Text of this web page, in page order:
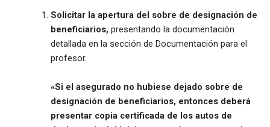
Solicitar la apertura del sobre de designación de
beneficiarios, presentando la documentación
detallada en la sección de Documentación para el
profesor.
«Si el asegurado no hubiese dejado sobre de
designación de beneficiarios, entonces deberá
presentar copia certificada de los autos de